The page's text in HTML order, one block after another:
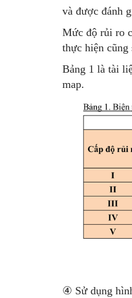
và được đánh
Mức độ rủi ro
thực hiện cũng
Bảng 1 là tài
map.
④ Sử dụng